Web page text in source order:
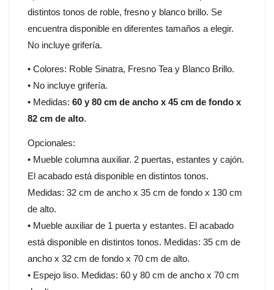
distintos tonos de roble, fresno y blanco brillo. Se
encuentra disponible en diferentes tamaños a elegir.
No incluye grifería.
• Colores: Roble Sinatra, Fresno Tea y Blanco Brillo.
• No incluye grifería.
• Medidas:60 y 80 cm de ancho x 45 cm de fondo x
82 cm de alto.
Opcionales:
• Mueble columna auxiliar. 2 puertas, estantes y cajón.
El acabado está disponible en distintos tonos.
Medidas: 32 cm de ancho x 35 cm de fondo x 130 cm
de alto.
• Mueble auxiliar de 1 puerta y estantes. El acabado
está disponible en distintos tonos. Medidas: 35 cm de
ancho x 32 cm de fondo x 70 cm de alto.
• Espejo liso. Medidas: 60 y 80 cm de ancho x 70 cm